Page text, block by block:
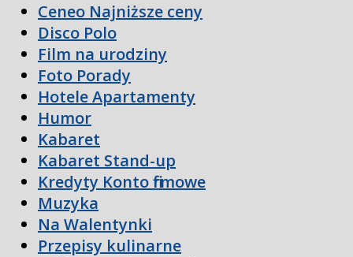
Ceneo Najniższe ceny
Disco Polo
Film na urodziny
Foto Porady
Hotele Apartamenty
Humor
Kabaret
Kabaret Stand-up
Kredyty Konto firmowe
Muzyka
Na Walentynki
Przepisy kulinarne